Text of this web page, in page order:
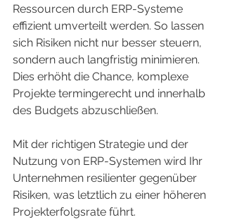
Ressourcen durch ERP-Systeme
effizient umverteilt werden. So lassen
sich Risiken nicht nur besser steuern,
sondern auch langfristig minimieren.
Dies erhöht die Chance, komplexe
Projekte termingerecht und innerhalb
des Budgets abzuschließen.
Mit der richtigen Strategie und der
Nutzung von ERP-Systemen wird Ihr
Unternehmen resilienter gegenüber
Risiken, was letztlich zu einer höheren
Projekterfolgsrate führt.